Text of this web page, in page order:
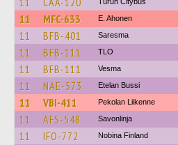
11 MFC-633 E. Ahonen
11 BFB-401 Saresma
11 BFB-111 TLO
11 BFB-111 Vesma
11 NAE-573 Etelan Bussi
11 VBI-411 Pekolan Liikenne
11 AFS-548 Savonlinja
11 IFO-772 Nobina Finland